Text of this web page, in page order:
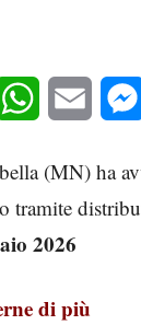
WhatsAppEmail
(MN) ha
tramite
2026
di più